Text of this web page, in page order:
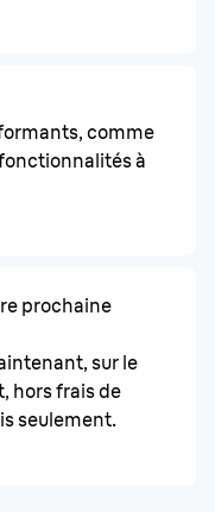
comme
à
prochaine
sur le
hors frais de
seulement.